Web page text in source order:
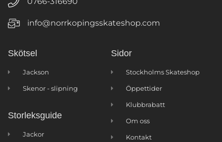
info@norrkopingsskateshop.com
Skötsel
Jackson
Skenor - slipning
Storleksguide
Jackor
Sidor
Stockholms Skateshop
Öppettider
Klubbrabatt
Om oss
Kontakt